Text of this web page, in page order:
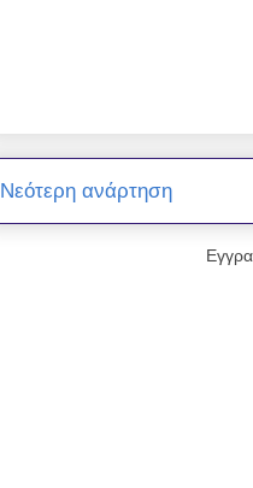
Νεότερη ανάρτηση